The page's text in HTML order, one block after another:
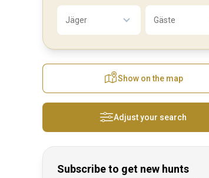
Jäger Gäste
Show on the map
Adjust your search
Subscribe to get new hunts